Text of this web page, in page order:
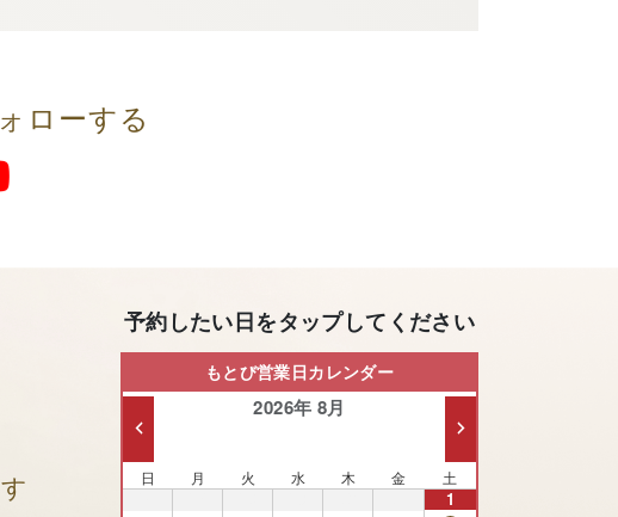
ローする
予約したい日をタップしてください
もとび営業日カレンダー
2026年 8月
日 月 火 水 木 金 土
1